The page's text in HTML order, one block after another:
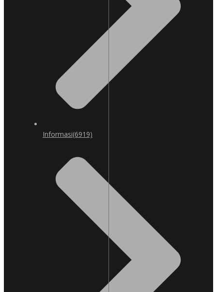
Informasi(6919)